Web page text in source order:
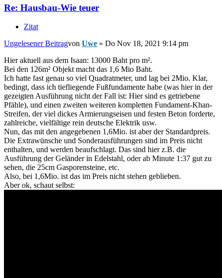
Re: Hausbau-Wie teuer
Zitat
Ungelesener Beitragvon Uwe » Do Nov 18, 2021 9:14 pm
Hier aktuell aus dem Isaan: 13000 Baht pro m².
Bei den 126m² Objekt macht das 1,6 Mio Baht.
Ich hatte fast genau so viel Quadratmeter, und lag bei 2Mio. Klar,
bedingt, dass ich tiefliegende Fußfundamente habe (was hier in der
gezeigten Ausführung nicht der Fall ist: Hier sind es getriebene
Pfähle), und einen zweiten weiteren kompletten Fundament-Khan-
Streifen, der viel dickes Armierungseisen und festen Beton forderte,
zahlreiche, vielfältige rein deutsche Elektrik usw.
Nun, das mit den angegebenen 1,6Mio. ist aber der Standardpreis.
Die Extrawünsche und Sonderausführungen sind im Preis nicht
enthalten, und werden beaufschlagt. Das sind hier z.B. die
Ausführung der Geländer in Edelstahl, oder ab Minute 1:37 gut zu
sehen, die 25cm Gasporensteine, etc.
Also, bei 1,6Mio. ist das im Preis nicht stehen geblieben.
Aber ok, schaut selbst: